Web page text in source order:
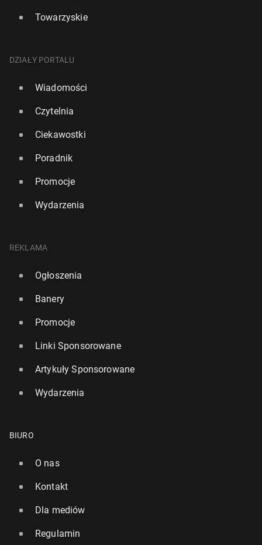
Towarzyskie
DZIAŁY PORTALU
Wiadomości
Czytelnia
Ciekawostki
Poradnik
Promocje
Wydarzenia
REKLAMA
Ogłoszenia
Banery
Promocje
Linki Sponsorowane
Artykuły Sponsorowane
Wydarzenia
BIURO
O nas
Kontakt
Dla mediów
Regulamin